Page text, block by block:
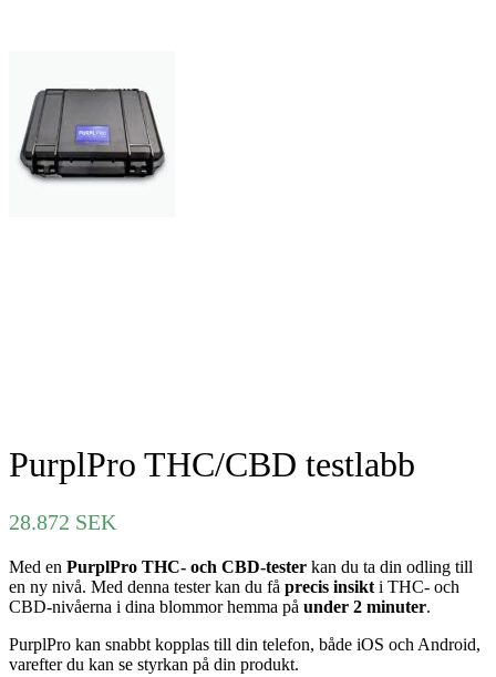
PurplPro THC/CBD testlabb
28.872 SEK
Med en PurplPro THC- och CBD-tester kan du ta din odling till
en ny nivå. Med denna tester kan du få precis insikt i THC- och
CBD-nivåerna i dina blommor hemma på under 2 minuter.
PurplPro kan snabbt kopplas till din telefon, både iOS och Android,
varefter du kan se styrkan på din produkt.